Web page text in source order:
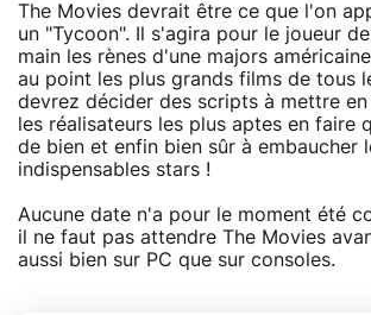
The Movies devrait être ce que l'on
un "Tycoon". Il s'agira pour le joueur
main les rènes d'une majors
au point les plus grands films de tous
devrez décider des scripts à mettre
les réalisateurs les plus aptes en faire
de bien et enfin bien sûr à embaucher
indispensables stars !
Aucune date n'a pour le moment été
il ne faut pas attendre The Movies
aussi bien sur PC que sur consoles.